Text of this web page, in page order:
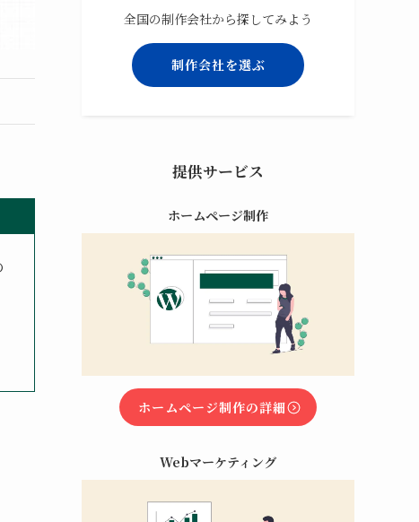
全国の制作会社から探してみよう
制作会社を選ぶ
提供サービス
ホームページ制作
ホームページ制作の詳細
Webマーケティング